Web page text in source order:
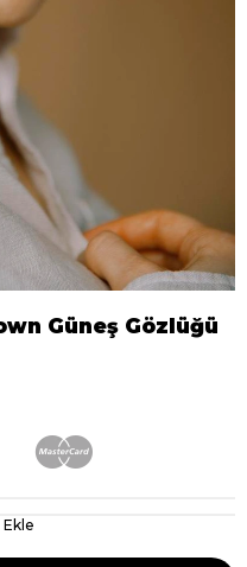
Güneş Gözlüğü